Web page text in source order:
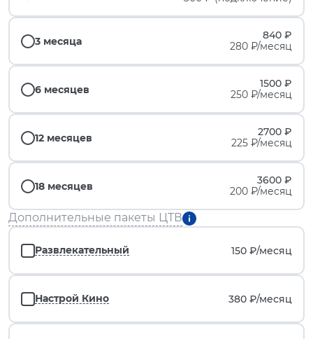
3 месяца
840 ₽
280 ₽/месяц
6 месяцев
1500 ₽
250 ₽/месяц
12 месяцев
2700 ₽
225 ₽/месяц
18 месяцев
3600 ₽
200 ₽/месяц
Дополнительные пакеты ЦТВ
Развлекательный 150 ₽/месяц
Настрой Кино 380 ₽/месяц